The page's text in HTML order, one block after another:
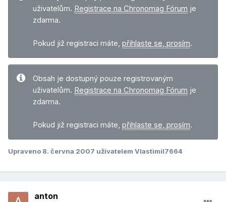
uživatelům. Registrace na Chronomag Fórum je
zdarma.
Pokud již registraci máte, přihlaste se, prosím.
Obsah je dostupný pouze registrovaným
uživatelům. Registrace na Chronomag Fórum je
zdarma.
Pokud již registraci máte, přihlaste se, prosím.
Upraveno 8. června 2007 uživatelem Vlastimil7664
anton